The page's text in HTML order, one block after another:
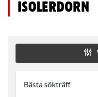
Isolerdorn